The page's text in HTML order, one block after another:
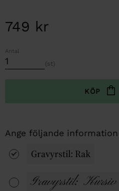
749 kr
Antal
st
Gravyrstil: Rak
Gravyrstil: Kursiv